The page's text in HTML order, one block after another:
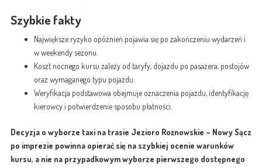
Szybkie fakty
Największe ryzyko opóźnień pojawia się po zakończeniu wydarzeń i
w weekendy sezonu.
Koszt nocnego kursu zależy od taryfy, dojazdu po pasażera, postojów
oraz wymaganego typu pojazdu.
Weryfikacja podstawowa obejmuje oznaczenia pojazdu, identyfikację
kierowcy i potwierdzenie sposobu płatności.
Decyzja o wyborze taxi na trasie Jezioro Rożnowskie – Nowy Sącz
po imprezie powinna opierać się na szybkiej ocenie warunków
kursu, a nie na przypadkowym wyborze pierwszego dostępnego